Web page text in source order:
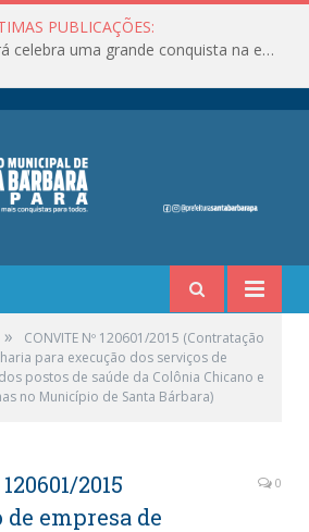
PUBLICAÇÕES:
Santa Bárbara do Pará celebra uma grande conquista na educação!
»
CONVITE Nº 120601/2015 (Contratação
para execução dos serviços de
postos de saúde da Colônia Chicano e
no Município de Santa Bárbara)
2015
de empresa de
0